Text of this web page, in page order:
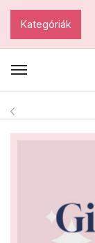
Kategóriák